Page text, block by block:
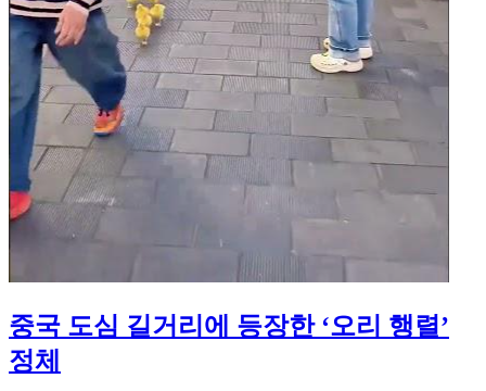
중국 도심 길거리에 등장한 ‘오리 행렬’
정체